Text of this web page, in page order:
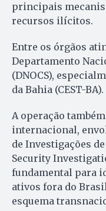
principais
recursos ilícitos.
Entre os órgãos
Departamento
(DNOCS),
da Bahia (CEST-BA).
A operação
internacional,
de Investigações
Security
fundamental para
ativos fora do
esquema